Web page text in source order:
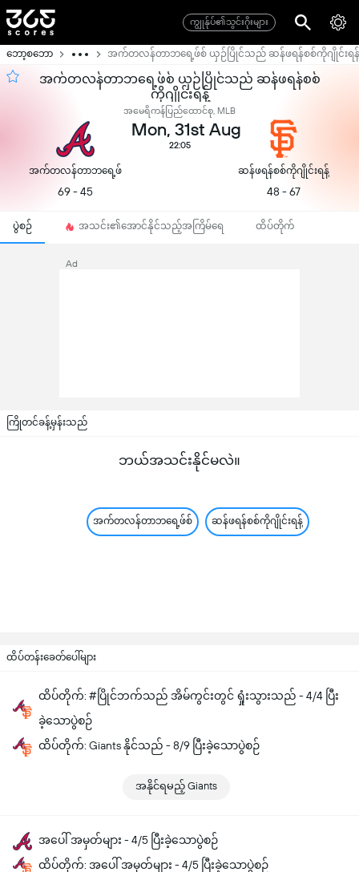
ကျွုန်ုပ်၏သွင်းဂိုးများ
ဘော့စဘော အက်တလန်တာဘရေ့ဖ်စ် ယှဉ်ပြိုင်သည် ဆန်ဖရန်စစ်ကိုဂျိုင်းရန့်
အက်တလန်တာဘရေ့ဖ်စ် ယှဉ်ပြိုင်သည် ဆန်ဖရန်စစ်
ကိုဂျိုင်းရန့်
အမေရိကန်ပြည်ထောင်စု, MLB
အက်တလန်တာဘရေ့ဖ်စ်
69 - 45
Mon, 31st Aug
22:05
ဆန်ဖရန်စစ်ကိုဂျိုင်းရန့်
48 - 67
ပွဲစဉ် အသင်း၏အောင်နိုင်သည့်အကြိမ်ရေ ထိပ်တိုက်
Ad
ကြိုတင်ခန့်မှန်းသည်
ဘယ်အသင်းနိုင်မလဲ။
အက်တလန်တာဘရေ့ဖ်စ် ဆန်ဖရန်စစ်ကိုဂျိုင်းရန့်
ထိပ်တန်းခေတ်ပေါ်များ
ထိပ်တိုက်: #ပြိုင်ဘက်သည် အိမ်ကွင်းတွင် ရှုံးသွားသည် - 4/4 ပြီး
ခဲ့သောပွဲစဉ်
ထိပ်တိုက်: Giants နိုင်သည် - 8/9 ပြီးခဲ့သောပွဲစဉ်
အနိုင်ရမည့် Giants
အပေါ် အမှတ်များ - 4/5 ပြီးခဲ့သောပွဲစဉ်
ထိပ်တိုက်: အပေါ် အမှတ်များ - 4/5 ပြီးခဲ့သောပွဲစဉ်